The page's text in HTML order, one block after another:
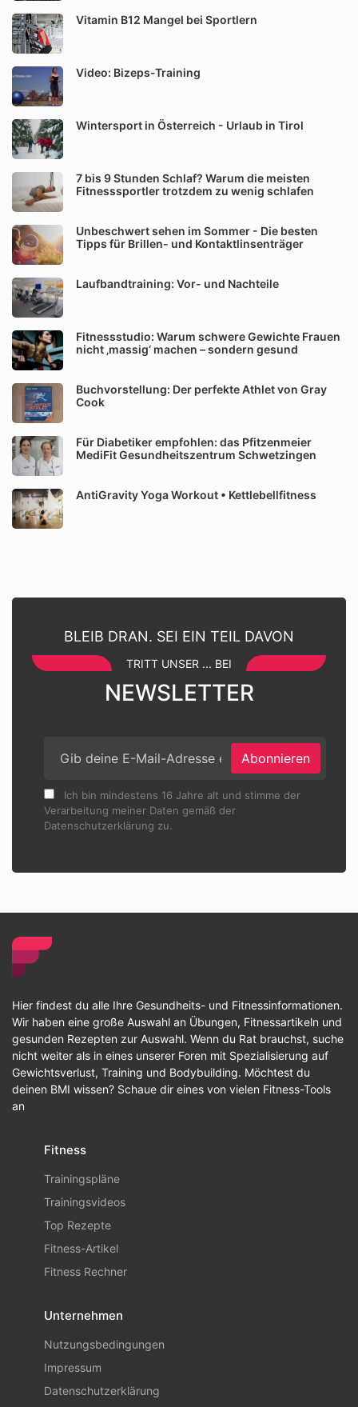
Vitamin B12 Mangel bei Sportlern
Video: Bizeps-Training
Wintersport in Österreich - Urlaub in Tirol
7 bis 9 Stunden Schlaf? Warum die meisten
Fitnesssportler trotzdem zu wenig schlafen
Unbeschwert sehen im Sommer - Die besten
Tipps für Brillen- und Kontaktlinsenträger
Laufbandtraining: Vor- und Nachteile
Fitnessstudio: Warum schwere Gewichte Frauen
nicht ‚massig‘ machen – sondern gesund
Buchvorstellung: Der perfekte Athlet von Gray
Cook
Für Diabetiker empfohlen: das Pfitzenmeier
MediFit Gesundheitszentrum Schwetzingen
AntiGravity Yoga Workout • Kettlebellfitness
BLEIB DRAN. SEI EIN TEIL DAVON
TRITT UNSER ... BEI
NEWSLETTER
Abonnieren
Ich bin mindestens 16 Jahre alt und stimme der
Verarbeitung meiner Daten gemäß der
Datenschutzerklärung zu.
Hier findest du alle Ihre Gesundheits- und Fitnessinformationen.
Wir haben eine große Auswahl an Übungen, Fitnessartikeln und
gesunden Rezepten zur Auswahl. Wenn du Rat brauchst, suche
nicht weiter als in eines unserer Foren mit Spezialisierung auf
Gewichtsverlust, Training und Bodybuilding. Möchtest du
deinen BMI wissen? Schaue dir eines von vielen Fitness-Tools
an
Fitness
Trainingspläne
Trainingsvideos
Top Rezepte
Fitness-Artikel
Fitness Rechner
Unternehmen
Nutzungsbedingungen
Impressum
Datenschutzerklärung